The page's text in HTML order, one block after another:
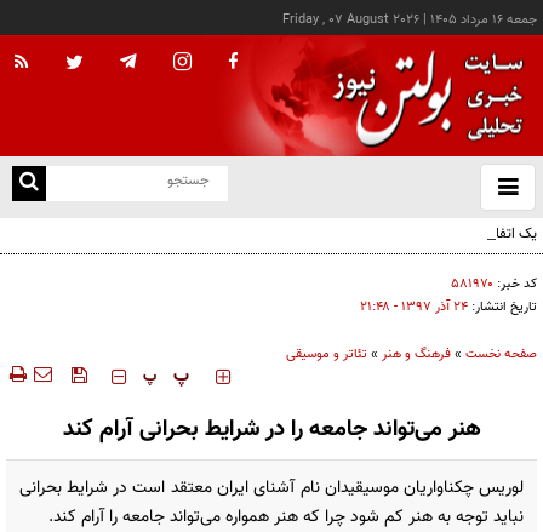
جمعه ۱۶ مرداد ۱۴۰۵ |
Friday , 07 August 2026
باز
و
یک اتفاق عجیب در «لوور»
کد خبر: ۵۸۱۹۷۰
تاریخ انتشار: ۲۴ آذر ۱۳۹۷ - ۲۱:۴۸
صفحه نخست »فرهنگ و هنر »تئاتر و موسیقی
‍‍‍ پ پ
هنر می‌تواند جامعه را در شرایط بحرانی آرام کند
لوریس چکناواریان موسیقیدان نام آشنای ایران معتقد است در شرایط بحرانی
نباید توجه به هنر کم شود چرا که هنر همواره می‌تواند جامعه را آرام کند.